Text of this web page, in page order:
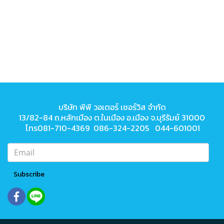
บริษัท พีพี วอเตอร์ เซอร์วิส จำกัด
13/82-84 ถ.หลักเมือง ต.ในเมือง อ.เมือง จ.บุรีรัมย์ 31000
โทร081-710-4369 086-324-2205 044-601001
Subscribe